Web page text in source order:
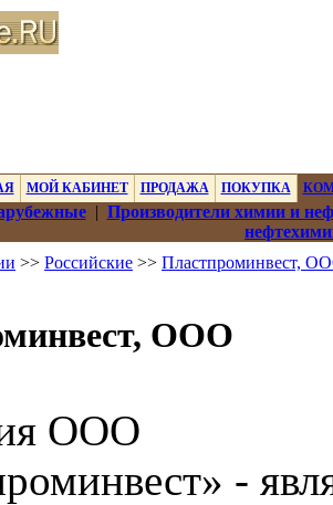
МОЙ КАБИНЕТ ПРОДАЖА ПОКУПКА
| Производители химии и
>> Российские >> Пластпроминвест,
ООО
ООО
-